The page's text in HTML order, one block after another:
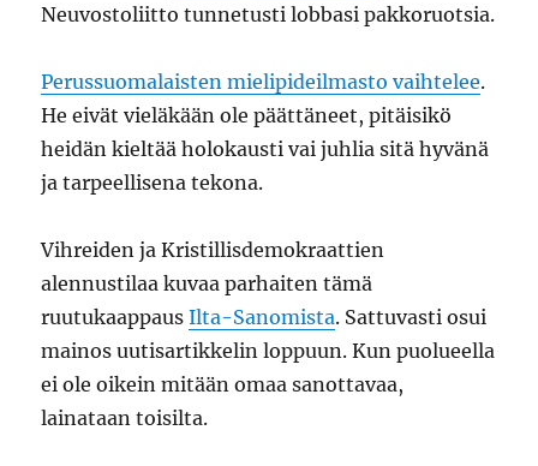
Neuvostoliitto tunnetusti lobbasi pakkoruotsia.
Perussuomalaisten mielipideilmasto vaihtelee.
He eivät vieläkään ole päättäneet, pitäisikö
heidän kieltää holokausti vai juhlia sitä hyvänä
ja tarpeellisena tekona.
Vihreiden ja Kristillisdemokraattien
alennustilaa kuvaa parhaiten tämä
ruutukaappausIlta-Sanomista. Sattuvasti osui
mainos uutisartikkelin loppuun. Kun puolueella
ei ole oikein mitään omaa sanottavaa,
lainataan toisilta.